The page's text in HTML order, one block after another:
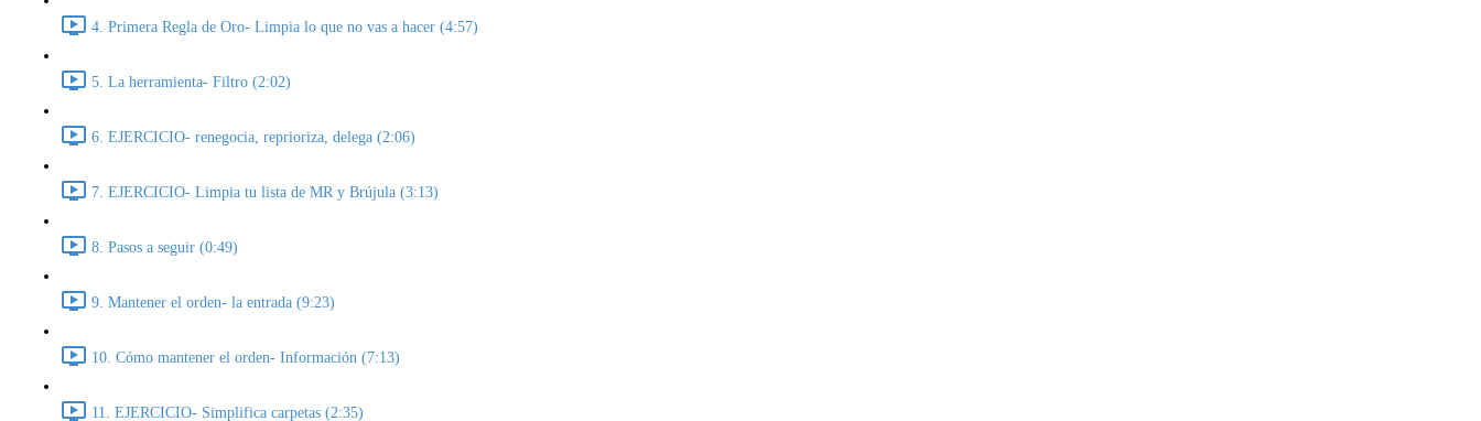
4. Primera Regla de Oro- Limpia lo que no vas a hacer (4:57)
5. La herramienta- Filtro (2:02)
6. EJERCICIO- renegocia, reprioriza, delega (2:06)
7. EJERCICIO- Limpia tu lista de MR y Brújula (3:13)
8. Pasos a seguir (0:49)
9. Mantener el orden- la entrada (9:23)
10. Cómo mantener el orden- Información (7:13)
11. EJERCICIO- Simplifica carpetas (2:35)